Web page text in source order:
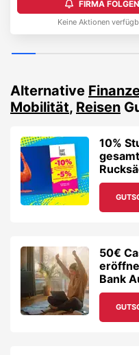
FIRMA FOLGEN
Keine Aktionen
Alternative
Mobilität, Reisen
10%
50€
Bank